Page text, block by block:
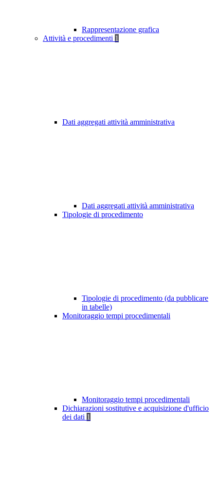
Rappresentazione grafica
Attività e procedimenti 1
Dati aggregati attività amministrativa
Dati aggregati attività amministrativa
Tipologie di procedimento
Tipologie di procedimento (da pubblicare
in tabelle)
Monitoraggio tempi procedimentali
Monitoraggio tempi procedimentali
Dichiarazioni sostitutive e acquisizione d'ufficio
dei dati 1